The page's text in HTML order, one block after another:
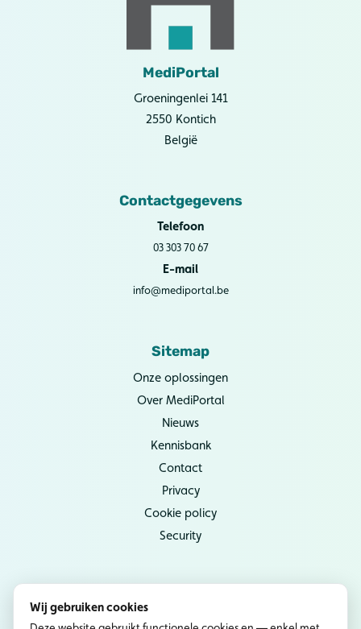
MediPortal
Groeningenlei 141
2550 Kontich
België
Contactgegevens
Telefoon
03 303 70 67
E-mail
info@mediportal.be
Sitemap
Onze oplossingen
Over MediPortal
Nieuws
Kennisbank
Contact
Privacy
Cookie policy
Security
Instagram
Wij gebruiken cookies